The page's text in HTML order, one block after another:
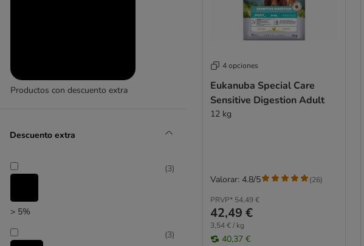
Productos con descuento extra
Descuento extra
> 5%
(3)
(3)
4 opciones
Eukanuba Special Care
Sensitive Digestion Adult
12 kg
PRVP* 54,49 €
42,49 €
3,54 € / kg
40,37 €
Valorar: 4.8/5 (26)